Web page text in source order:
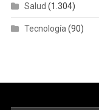
Salud (1.304)
Tecnología (90)